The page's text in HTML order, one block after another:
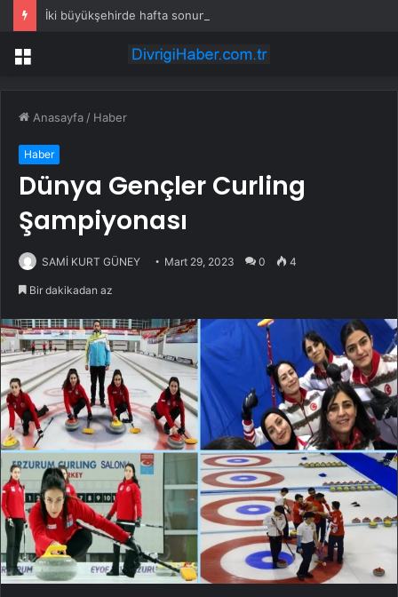
Menü
Anasayfa / Haber
Haber
Dünya Gençler Curling
Şampiyonası
SAMİ KURT GÜNEY Mart 29, 2023 0 4
Bir dakikadan az